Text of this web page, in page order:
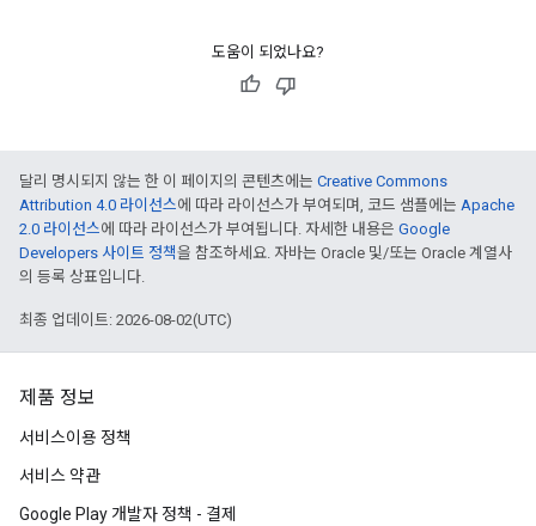
도움이 되었나요?
달리 명시되지 않는 한 이 페이지의 콘텐츠에는 Creative Commons
Attribution 4.0 라이선스에 따라 라이선스가 부여되며, 코드 샘플에는 Apache
2.0 라이선스에 따라 라이선스가 부여됩니다. 자세한 내용은 Google
Developers 사이트 정책을 참조하세요. 자바는 Oracle 및/또는 Oracle 계열사
의 등록 상표입니다.
최종 업데이트: 2026-08-02(UTC)
제품 정보
서비스이용 정책
서비스 약관
Google Play 개발자 정책 - 결제